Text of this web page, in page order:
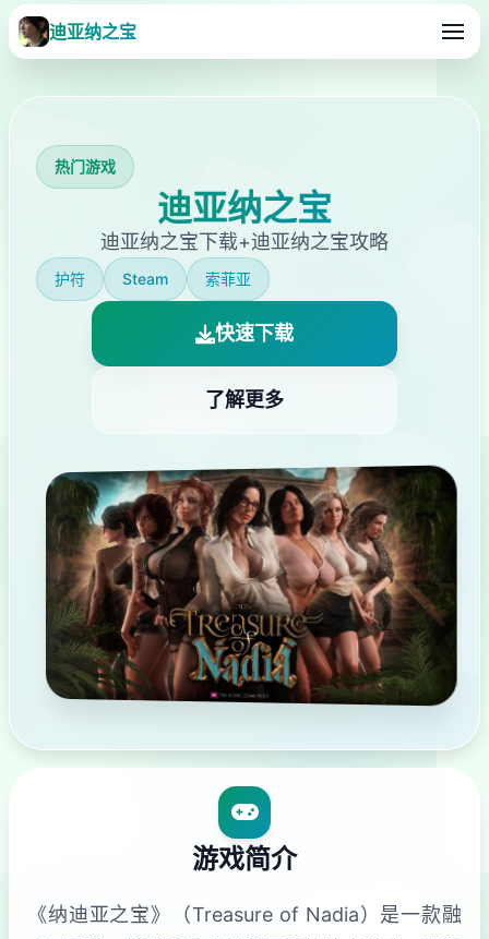
迪亚纳之宝
热门游戏
迪亚纳之宝
迪亚纳之宝下载+迪亚纳之宝攻略
护符 Steam 索菲亚
快速下载
了解更多
游戏简介
《纳迪亚之宝》（Treasure of Nadia）是一款融